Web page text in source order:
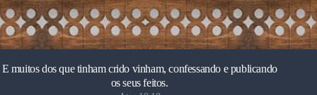
E muitos dos que tinham crido vinham, confessando e publicando
os seus feitos.